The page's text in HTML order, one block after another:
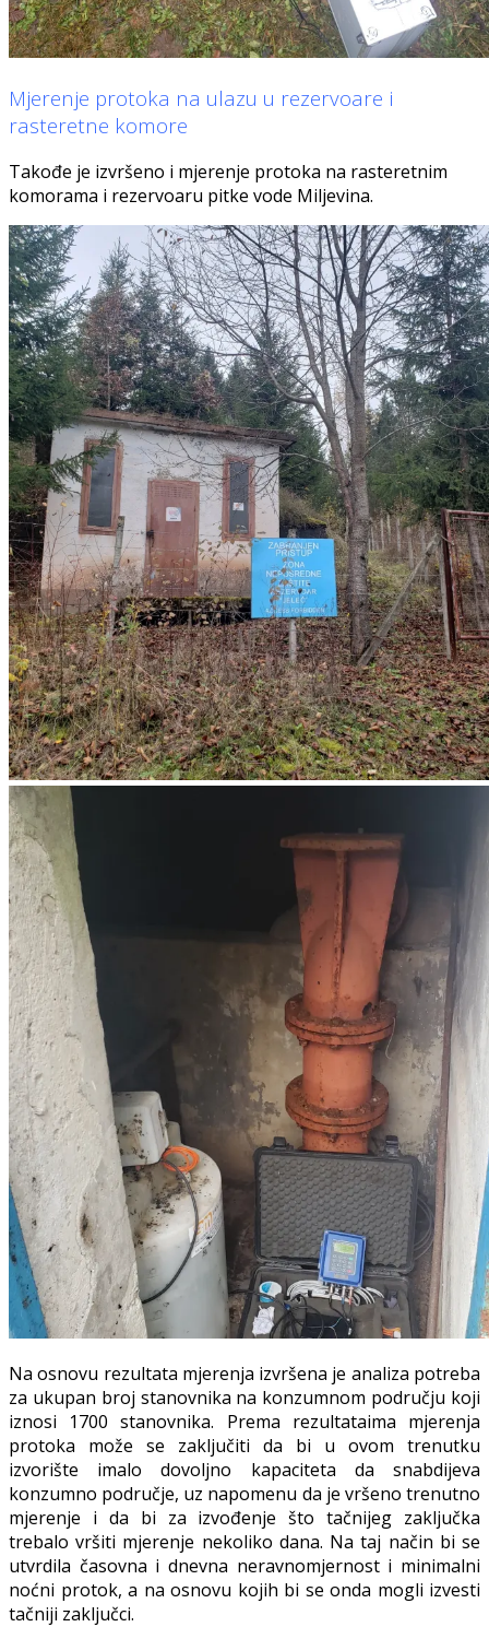
Mjerenje protoka na ulazu u rezervoare i
rasteretne komore
Takođe je izvršeno i mjerenje protoka na rasteretnim
komorama i rezervoaru pitke vode Miljevina.
Na osnovu rezultata mjerenja izvršena je analiza potreba
za ukupan broj stanovnika na konzumnom području koji
iznosi 1700 stanovnika. Prema rezultataima mjerenja
protoka može se zaključiti da bi u ovom trenutku
izvorište imalo dovoljno kapaciteta da snabdijeva
konzumno područje, uz napomenu da je vršeno trenutno
mjerenje i da bi za izvođenje što tačnijeg zaključka
trebalo vršiti mjerenje nekoliko dana. Na taj način bi se
utvrdila časovna i dnevna neravnomjernost i minimalni
noćni protok, a na osnovu kojih bi se onda mogli izvesti
tačniji zaključci.